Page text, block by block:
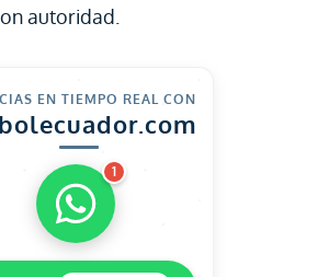
autoridad.
EN TIEMPO REAL CON
1